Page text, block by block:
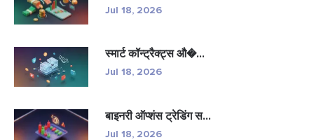
Jul 18, 2026
स्मार्ट कॉन्ट्रैक्ट्स औ�...
Jul 18, 2026
बाइनरी ऑप्शंस ट्रेडिंग स...
Jul 18, 2026